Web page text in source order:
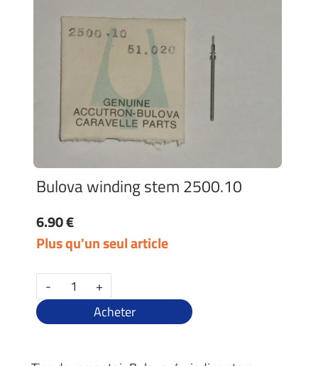
Bulova winding stem 2500.10
6.90 €
Plus qu'un seul article
-
+
Acheter